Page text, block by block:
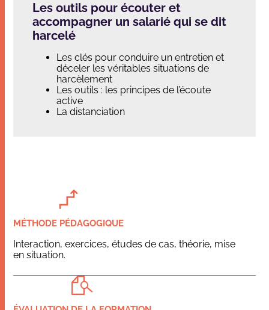
Les outils pour écouter et
accompagner un salarié qui se dit
harcelé
Les clés pour conduire un entretien et
déceler les véritables situations de
harcèlement
Les outils : les principes de l’écoute
active
La distanciation
MÉTHODE PÉDAGOGIQUE
Interaction, exercices, études de cas, théorie, mise
en situation.